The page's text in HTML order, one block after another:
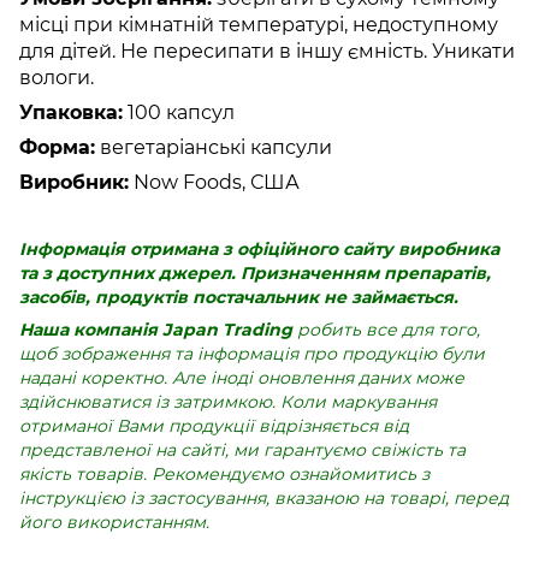
місці при кімнатній температурі, недоступному
для дітей. Не пересипати в іншу ємність. Уникати
вологи.
Упаковка: 100 капсул
Форма: вегетаріанські капсули
Виробник: Now Foods, США
Інформація отримана з офіційного сайту виробника
та з доступних джерел. Призначенням препаратів,
засобів, продуктів постачальник не займається.
Наша компанія Japan Trading робить все для того,
щоб зображення та інформація про продукцію були
надані коректно. Але іноді оновлення даних може
здійснюватися із затримкою. Коли маркування
отриманої Вами продукції відрізняється від
представленої на сайті, ми гарантуємо свіжість та
якість товарів. Рекомендуємо ознайомитись з
інструкцією із застосування, вказаною на товарі, перед
його використанням.